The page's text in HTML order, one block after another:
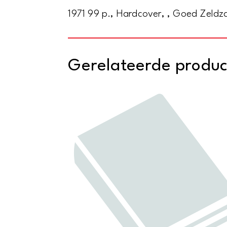
1971 99 p., Hardcover, , Goed
Gerelateerde